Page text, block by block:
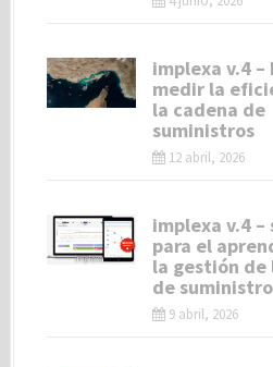
implexa v.4 –
medir la
la cadena de
suministros
12 abril, 2026
implexa v.4
para el
la gestión de
de
9 abril, 2026